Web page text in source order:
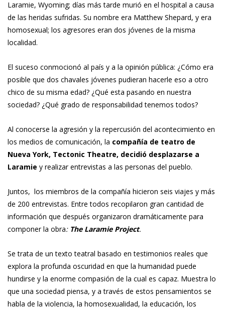
Laramie, Wyoming; días más tarde murió en el hospital a causa
de las heridas sufridas. Su nombre era Matthew Shepard, y era
homosexual; los agresores eran dos jóvenes de la misma
localidad.
El suceso conmocionó al país y a la opinión pública: ¿Cómo era
posible que dos chavales jóvenes pudieran hacerle eso a otro
chico de su misma edad? ¿Qué esta pasando en nuestra
sociedad? ¿Qué grado de responsabilidad tenemos todos?
Al conocerse la agresión y la repercusión del acontecimiento en
los medios de comunicación, la compañía de teatro de
Nueva York, Tectonic Theatre, decidió desplazarse a
Laramie y realizar entrevistas a las personas del pueblo.
Juntos, los miembros de la compañía hicieron seis viajes y más
de 200 entrevistas. Entre todos recopilaron gran cantidad de
información que después organizaron dramáticamente para
componer la obra: The Laramie Project.
Se trata de un texto teatral basado en testimonios reales que
explora la profunda oscuridad en que la humanidad puede
hundirse y la enorme compasión de la cual es capaz. Muestra lo
que una sociedad piensa, y a través de estos pensamientos se
habla de la violencia, la homosexualidad, la educación, los